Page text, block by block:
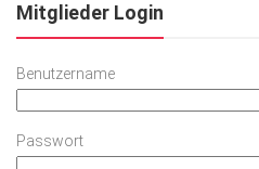
Mitglieder Login
Benutzername
Passwort